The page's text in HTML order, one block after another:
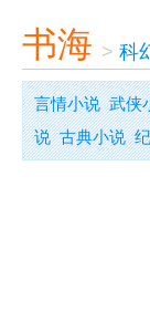
书海 > 科
言情小说 武侠
说 古典小说